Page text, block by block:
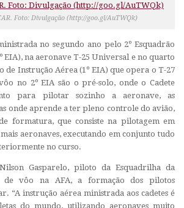
Foto: Divulgação (http://goo.gl/AuTWQk)
no segundo ano pelo 2º Esquadrão
EIA), na aeronave T-25 Universal e no quarto
de Instrução Aérea (1º EIA) que opera o T-27
no 2º EIA são o pré-solo, onde o Cadete
para pilotar sozinho a aeronave, as
onde aprende a ter pleno controle do avião,
formatura, que consiste na pilotagem em
aeronaves, executando em conjunto tudo
no curso.
Gasparelo, piloto da Esquadrilha da
de vôo na AFA, a formação dos pilotos
“A instrução aérea ministrada aos cadetes é
do mundo, utilizando aeronaves muito